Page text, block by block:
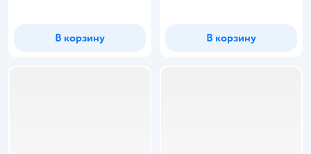
В корзину В корзину